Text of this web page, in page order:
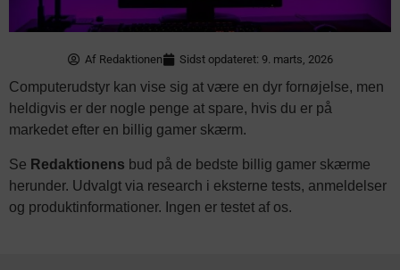
AfRedaktionen Sidst opdateret: 9. marts, 2026
Computerudstyr kan vise sig at være en dyr fornøjelse, men
heldigvis er der nogle penge at spare, hvis du er på
markedet efter en billig gamer skærm.
Se Redaktionens bud på de bedste billig gamer skærme
herunder. Udvalgt via research i eksterne tests, anmeldelser
og produktinformationer. Ingen er testet af os.